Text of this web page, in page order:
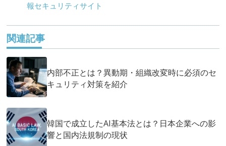
報セキュリティサイト
関連記事
内部不正とは？異動期・組織改変時に必須のセ
キュリティ対策を紹介
韓国で成立したAI基本法とは？日本企業への影
響と国内法規制の現状